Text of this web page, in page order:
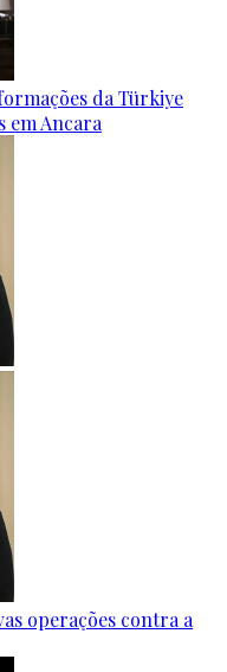
da Türkiye
em Ancara
operações contra a